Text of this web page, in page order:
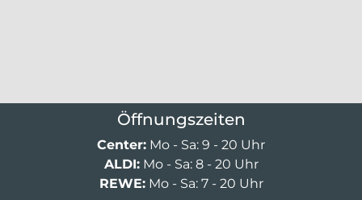
Öffnungszeiten
Center: Mo - Sa: 9 - 20 Uhr
ALDI:Mo - Sa: 8 - 20 Uhr
REWE:Mo - Sa: 7 - 20 Uhr